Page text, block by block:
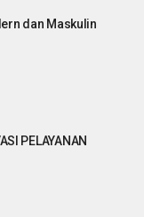
dan Maskulin
PELAYANAN